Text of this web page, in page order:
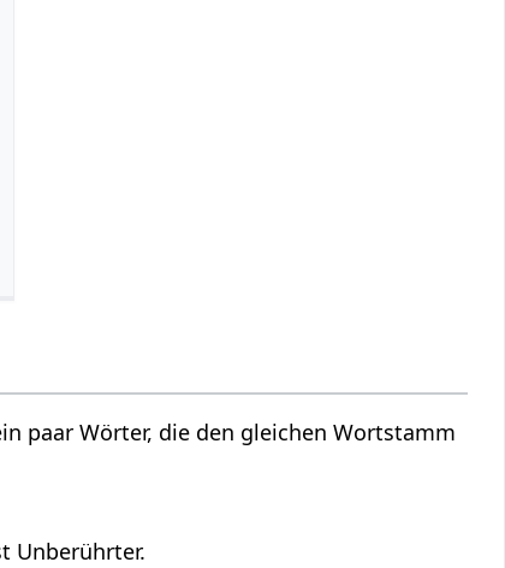
paar Wörter, die den gleichen Wortstamm
Unberührter.